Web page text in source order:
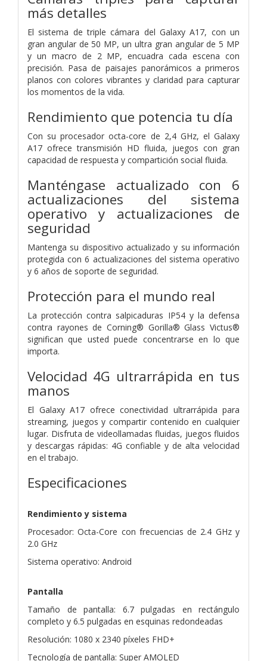
más detalles
El sistema de triple cámara del Galaxy A17, con un
gran angular de 50 MP, un ultra gran angular de 5 MP
y un macro de 2 MP, encuadra cada escena con
precisión. Pasa de paisajes panorámicos a primeros
planos con colores vibrantes y claridad para capturar
los momentos de la vida.
Rendimiento que potencia tu día
Con su procesador octa-core de 2,4 GHz, el Galaxy
A17 ofrece transmisión HD fluida, juegos con gran
capacidad de respuesta y compartición social fluida.
Manténgase actualizado con 6
actualizaciones del sistema
operativo y actualizaciones de
seguridad
Mantenga su dispositivo actualizado y su información
protegida con 6 actualizaciones del sistema operativo
y 6 años de soporte de seguridad.
Protección para el mundo real
La protección contra salpicaduras IP54 y la defensa
contra rayones de Corning® Gorilla® Glass Victus®
significan que usted puede concentrarse en lo que
importa.
Velocidad 4G ultrarrápida en tus
manos
El Galaxy A17 ofrece conectividad ultrarrápida para
streaming, juegos y compartir contenido en cualquier
lugar. Disfruta de videollamadas fluidas, juegos fluidos
y descargas rápidas: 4G confiable y de alta velocidad
en el trabajo.
Especificaciones
Rendimiento y sistema
Procesador: Octa-Core con frecuencias de 2.4 GHz y
2.0 GHz
Sistema operativo: Android
Pantalla
Tamaño de pantalla: 6.7 pulgadas en rectángulo
completo y 6.5 pulgadas en esquinas redondeadas
Resolución: 1080 x 2340 píxeles FHD+
Tecnología de pantalla: Super AMOLED